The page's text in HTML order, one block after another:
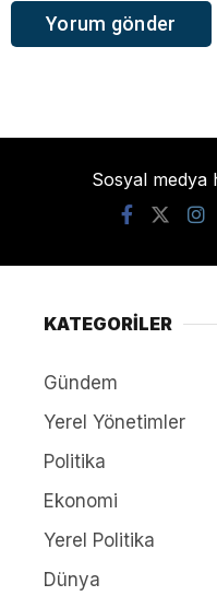
Sosyal medya
KATEGORİLER
Gündem
Yerel Yönetimler
Politika
Ekonomi
Yerel Politika
Dünya